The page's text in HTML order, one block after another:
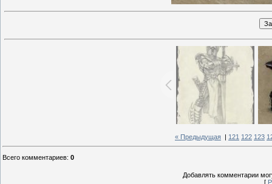
« Предыдущая 121 122 123
Всего комментариев: 0
Добавлять комментарии
[